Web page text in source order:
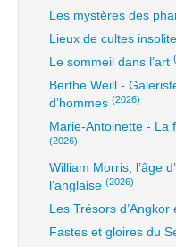
Les mystères des
Lieux de cultes
Le sommeil dans l’art
Berthe Weill -
d’hommes (2026)
Marie-Antoinette - La
(2026)
William Morris, l’âge
l’anglaise (2026)
Les Trésors
Fastes et gloires du